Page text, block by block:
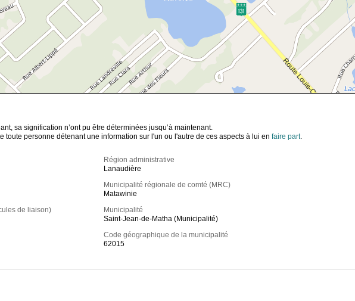
sa signification n’ont pu être déterminées jusqu’à maintenant.
toute personne détenant une information sur l'un ou l'autre de ces aspects à lui en faire part.
de liaison)
Région administrative
Lanaudière
Municipalité régionale de comté (MRC)
Matawinie
Municipalité
Saint-Jean-de-Matha (Municipalité)
Code géographique de la municipalité
62015